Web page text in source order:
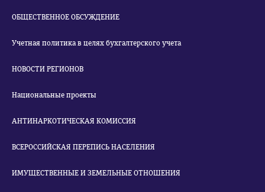
ОБЩЕСТВЕННОЕ ОБСУЖДЕНИЕ
Учетная политика в целях бухгалтерского учета
НОВОСТИ РЕГИОНОВ
Национальные проекты
АНТИНАРКОТИЧЕСКАЯ КОМИССИЯ
ВСЕРОССИЙСКАЯ ПЕРЕПИСЬ НАСЕЛЕНИЯ
ИМУЩЕСТВЕННЫЕ И ЗЕМЕЛЬНЫЕ ОТНОШЕНИЯ